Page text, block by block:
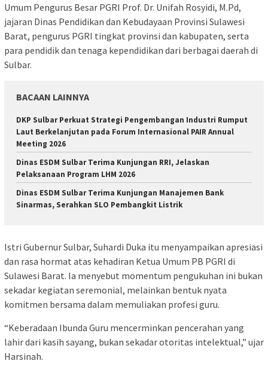
Umum Pengurus Besar PGRI Prof. Dr. Unifah Rosyidi, M.Pd,
jajaran Dinas Pendidikan dan Kebudayaan Provinsi Sulawesi
Barat, pengurus PGRI tingkat provinsi dan kabupaten, serta
para pendidik dan tenaga kependidikan dari berbagai daerah di
Sulbar.
BACAAN LAINNYA
DKP Sulbar Perkuat Strategi Pengembangan Industri Rumput
Laut Berkelanjutan pada Forum Internasional PAIR Annual
Meeting 2026
Dinas ESDM Sulbar Terima Kunjungan RRI, Jelaskan
Pelaksanaan Program LHM 2026
Dinas ESDM Sulbar Terima Kunjungan Manajemen Bank
Sinarmas, Serahkan SLO Pembangkit Listrik
Istri Gubernur Sulbar, Suhardi Duka itu menyampaikan apresiasi
dan rasa hormat atas kehadiran Ketua Umum PB PGRI di
Sulawesi Barat. Ia menyebut momentum pengukuhan ini bukan
sekadar kegiatan seremonial, melainkan bentuk nyata
komitmen bersama dalam memuliakan profesi guru.
“Keberadaan Ibunda Guru mencerminkan pencerahan yang
lahir dari kasih sayang, bukan sekadar otoritas intelektual,” ujar
Harsinah.